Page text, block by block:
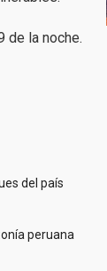
de la noche.
del país
peruana